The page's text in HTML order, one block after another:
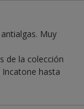
Muy
de la colección
hasta